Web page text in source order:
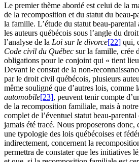
Le premier thème abordé est celui de la
de la recomposition et du statut du beau-
la famille. L’étude du statut beau-parental
les auteurs québécois sous l’angle du
l’analyse de la Loi sur le divorce[22] qui,
Code civil du Québec sur la famille, crée
obligations pour le conjoint qui « tient
Devant le constat de la non-
par le droit civil québécois, plusieurs
même souligné que d’autres lois, comme
automobile[23], peuvent tenir compte
de la recomposition familiale, mais à
complet de l’éventuel statut beau-parental
jamais été tracé. Nous proposerons donc,
une typologie des lois québécoises et
indirectement, concernent la
permettra de constater que les initiatives